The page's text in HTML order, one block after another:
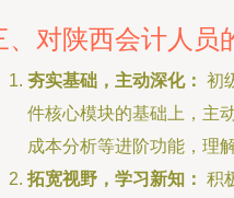
、对陕西会计人员
夯实基础，主动深化： 初
件核心模块的基础上，主
成本分析等进阶功能，理
拓宽视野，学习新知： 积